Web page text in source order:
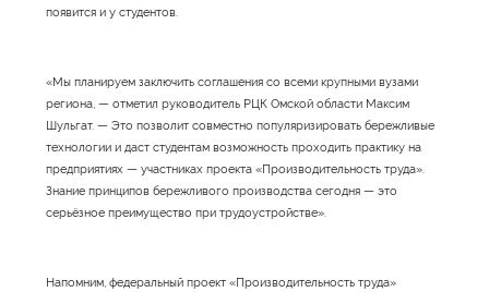
появится и у студентов.
«Мы планируем заключить соглашения со всеми крупными вузами
региона, — отметил руководитель РЦК Омской области Максим
Шульгат. — Это позволит совместно популяризировать бережливые
технологии и даст студентам возможность проходить практику на
предприятиях — участниках проекта «Производительность труда».
Знание принципов бережливого производства сегодня — это
серьёзное преимущество при трудоустройстве».
Напомним, федеральный проект «Производительность труда»